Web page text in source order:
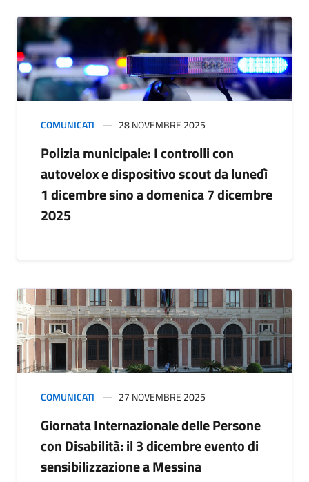
COMUNICATI 28 NOVEMBRE 2025
Polizia municipale: I controlli con
autovelox e dispositivo scout da lunedì
1 dicembre sino a domenica 7 dicembre
2025
COMUNICATI 27 NOVEMBRE 2025
Giornata Internazionale delle Persone
con Disabilità: il 3 dicembre evento di
sensibilizzazione a Messina